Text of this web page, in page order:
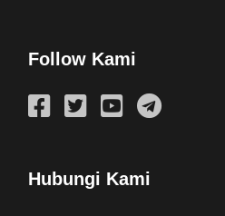
Follow Kami
Hubungi Kami